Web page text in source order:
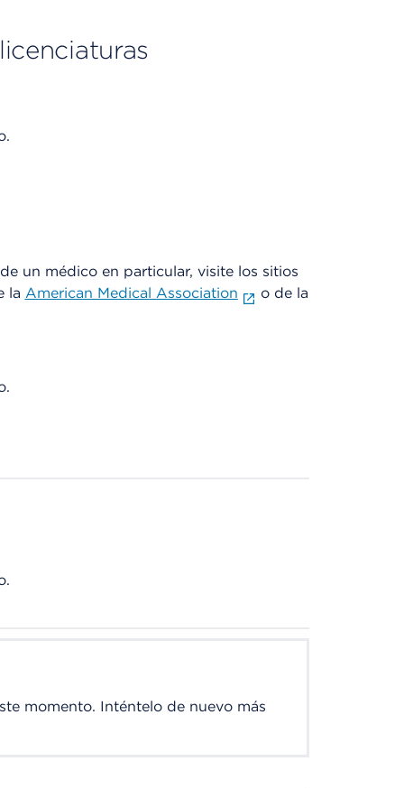
un médico en particular, visite los sitios
la American Medical Association o de la
momento. Inténtelo de nuevo más